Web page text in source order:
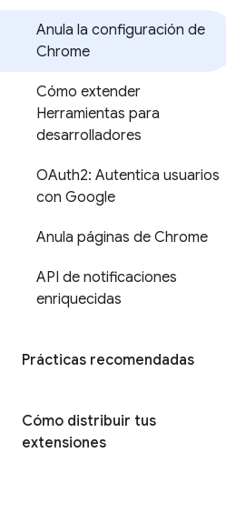
Anula la configuración de
Chrome
Cómo extender
Herramientas para
desarrolladores
OAuth2: Autentica usuarios
con Google
Anula páginas de Chrome
API de notificaciones
enriquecidas
Prácticas recomendadas
Cómo distribuir tus
extensiones